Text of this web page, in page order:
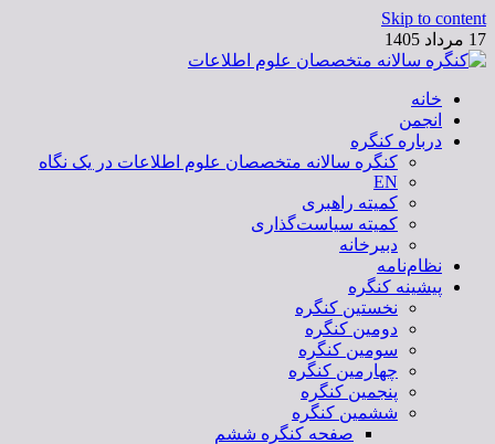
Skip to content
17 مرداد 1405
کنگره سالانه متخصصان علوم اطلاعات
خانه
انجمن
درباره کنگره
کنگره سالانه متخصصان علوم اطلاعات در یک نگاه
EN
کمیته راهبری
کمیته سیاست‌گذاری
دبیرخانه
نظام‌نامه
پیشینه کنگره
نخستین کنگره
دومین کنگره
سومین کنگره
چهارمین کنگره
پنجمین کنگره
ششمین کنگره
صفحه کنگره ششم